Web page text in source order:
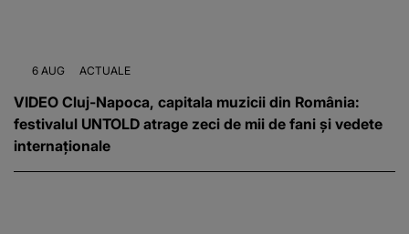
6 AUG ACTUALE
VIDEO Cluj-Napoca, capitala muzicii din România:
festivalul UNTOLD atrage zeci de mii de fani și vedete
internaționale